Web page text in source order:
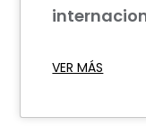
VER MÁS